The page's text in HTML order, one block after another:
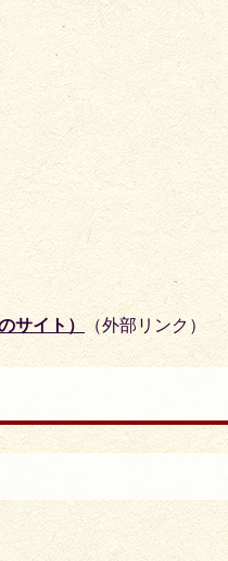
サイト） （外部リンク）